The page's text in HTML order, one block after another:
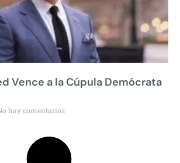
Vence a la Cúpula Demócrata
hay comentarios